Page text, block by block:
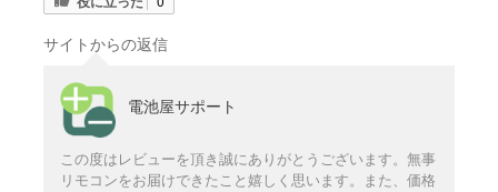
サイトからの返信
電池屋サポート
この度はレビューを頂き誠にありがとうございます。無事
リモコンをお届けできたこと嬉しく思います。また、価格